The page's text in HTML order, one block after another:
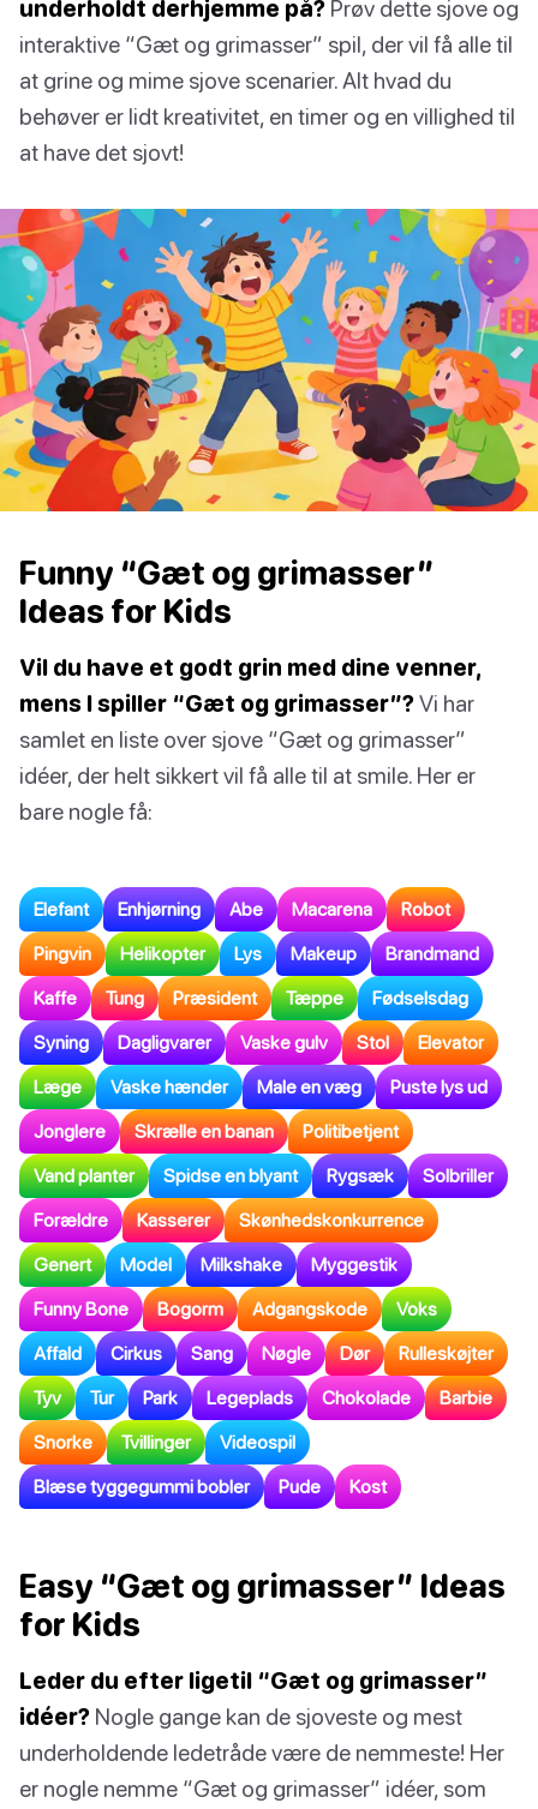
underholdt derhjemme på? Prøv dette sjove og
interaktive “Gæt og grimasser” spil, der vil få alle til
at grine og mime sjove scenarier. Alt hvad du
behøver er lidt kreativitet, en timer og en villighed til
at have det sjovt!
Funny “Gæt og grimasser”
Ideas for Kids
Vil du have et godt grin med dine venner,
mens I spiller “Gæt og grimasser”?Vi har
samlet en liste over sjove “Gæt og grimasser”
idéer, der helt sikkert vil få alle til at smile. Her er
bare nogle få:
Elefant Enhjørning Abe Macarena Robot
Pingvin Helikopter Lys Makeup Brandmand
Kaffe Tung Præsident Tæppe Fødselsdag
Syning Dagligvarer Vaske gulv Stol Elevator
Læge Vaske hænder Male en væg Puste lys ud
Jonglere Skrælle en banan Politibetjent
Vand planter Spidse en blyant Rygsæk Solbriller
Forældre Kasserer Skønhedskonkurrence
Genert Model Milkshake Myggestik
Funny Bone Bogorm Adgangskode Voks
Affald Cirkus Sang Nøgle Dør Rulleskøjter
Tyv Tur Park Legeplads Chokolade Barbie
Snorke Tvillinger Videospil
Blæse tyggegummi bobler Pude Kost
Easy “Gæt og grimasser” Ideas
for Kids
Leder du efter ligetil “Gæt og grimasser”
idéer? Nogle gange kan de sjoveste og mest
underholdende ledetråde være de nemmeste! Her
er nogle nemme “Gæt og grimasser” idéer, som